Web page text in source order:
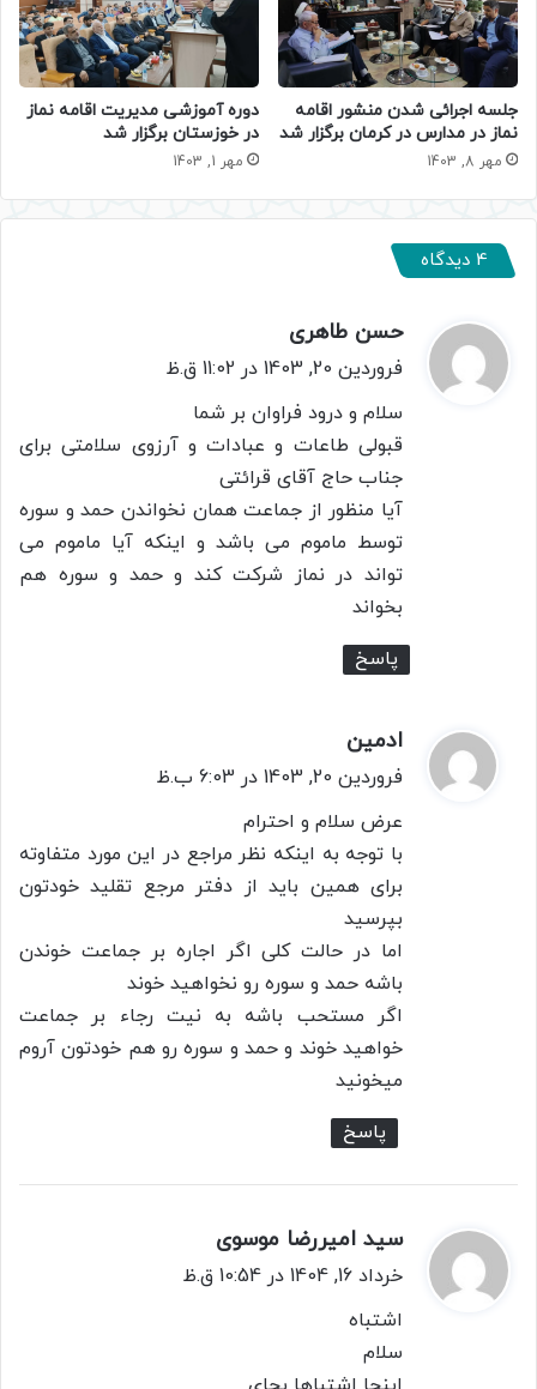
جلسه اجرائی شدن منشور اقامه
نماز در مدارس در کرمان برگزار شد
مهر 8, 1403
دوره آموزشی مدیریت اقامه نماز
در خوزستان برگزار شد
مهر 1, 1403
4 دیدگاه
حسن طاهری
ف
:
فروردین 20, 1403 در 11:02 ق.ظ
سلام و درود فراوان بر شما
قبولی طاعات و عبادات و آرزوی سلامتی برای
جناب حاج آقای قرائتی
آیا منظور از جماعت همان نخواندن حمد و سوره
توسط ماموم می باشد و اینکه آیا ماموم می
تواند در نماز شرکت کند و حمد و سوره هم
بخواند
پاسخ
ادمین
ف
فروردین 20, 1403 در 6:03 ب.ظ
عرض سلام و احترام
با توجه به اینکه نظر مراجع در این مورد متفاوته
برای همین باید از دفتر مرجع تقلید خودتون
بپرسید
اما در حالت کلی اگر اجاره بر جماعت خوندن
باشه حمد و سوره رو نخواهید خوند
اگر مستحب باشه به نیت رجاء بر جماعت
خواهید خوند و حمد و سوره رو هم خودتون آروم
میخونید
پاسخ
سید امیررضا موسوی
ف
خرداد 16, 1404 در 10:54 ق.ظ
اشتباه
سلام